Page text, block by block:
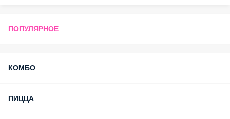
ПОПУЛЯРНОЕ
КОМБО
ПИЦЦА